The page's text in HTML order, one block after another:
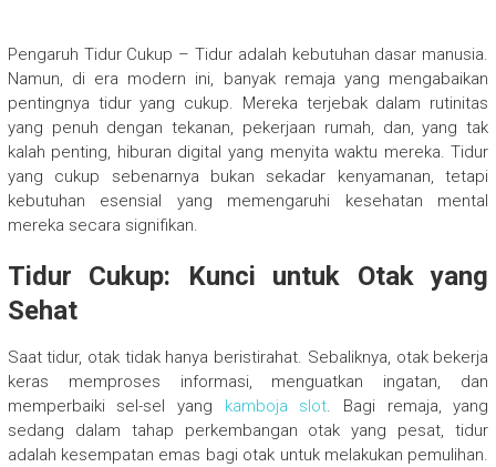
Pengaruh Tidur Cukup – Tidur adalah kebutuhan dasar manusia.
Namun, di era modern ini, banyak remaja yang mengabaikan
pentingnya tidur yang cukup. Mereka terjebak dalam rutinitas
yang penuh dengan tekanan, pekerjaan rumah, dan, yang tak
kalah penting, hiburan digital yang menyita waktu mereka. Tidur
yang cukup sebenarnya bukan sekadar kenyamanan, tetapi
kebutuhan esensial yang memengaruhi kesehatan mental
mereka secara signifikan.
Tidur Cukup: Kunci untuk Otak yang
Sehat
Saat tidur, otak tidak hanya beristirahat. Sebaliknya, otak bekerja
keras memproses informasi, menguatkan ingatan, dan
memperbaiki sel-sel yang kamboja slot. Bagi remaja, yang
sedang dalam tahap perkembangan otak yang pesat, tidur
adalah kesempatan emas bagi otak untuk melakukan pemulihan.